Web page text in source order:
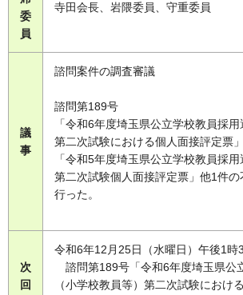
委
員
寺田会長、岩隈委員、守重委員
議
事
諮問案件の調査審議
諮問第189号
「令和6年度埼玉県公立学校教員採
第二次試験における個人面接評定票
「令和5年度埼玉県公立学校教員採
第二次試験個人面接評定票」他1件
行った。
次
回
令和6年12月25日（水曜日）午後1時
諮問第189号「令和6年度埼玉県公
（小学校教員等）第二次試験におけ